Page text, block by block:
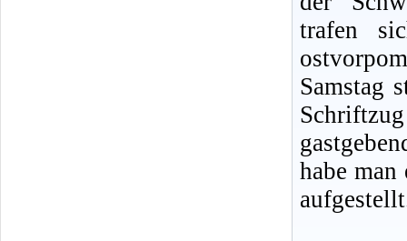
trafen
Samstag
habe